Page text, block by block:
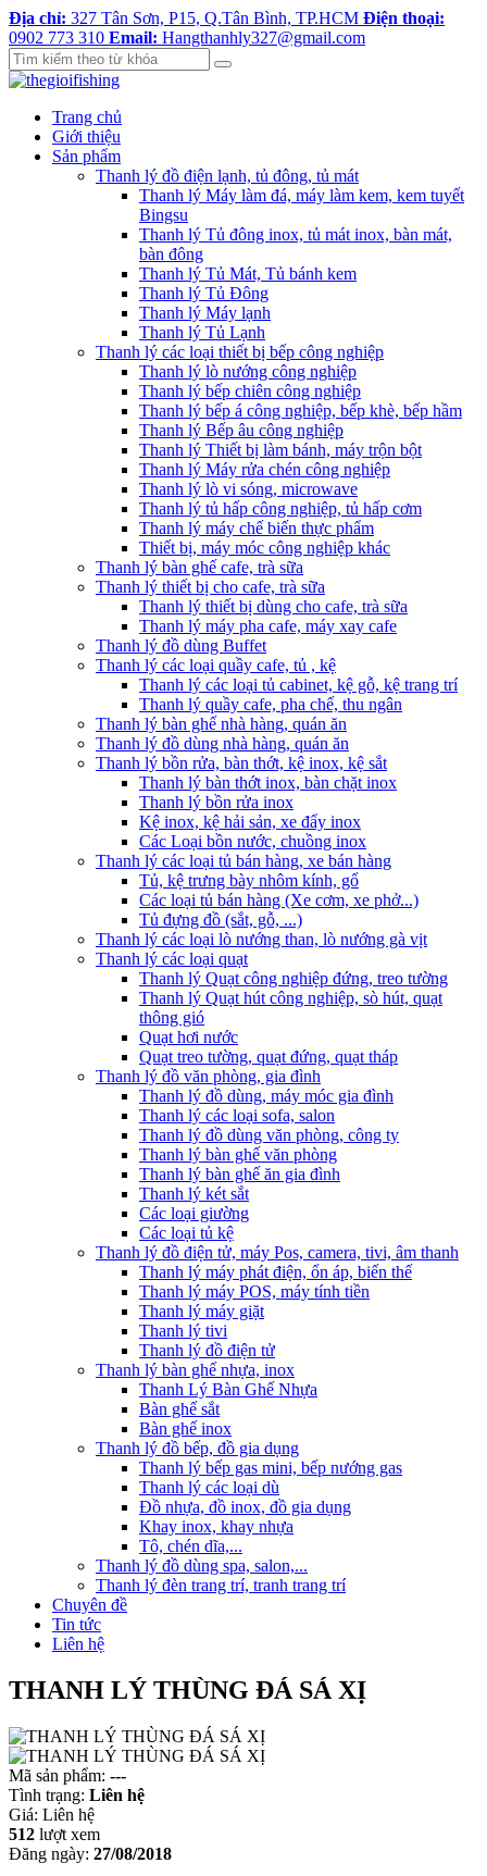
Địa chỉ: 327 Tân Sơn, P15, Q.Tân Bình, TP.HCM Điện thoại:
0902 773 310 Email: Hangthanhly327@gmail.com
Trang chủ
Giới thiệu
Sản phẩm
Thanh lý đồ điện lạnh, tủ đông, tủ mát
Thanh lý Máy làm đá, máy làm kem, kem tuyết
Bingsu
Thanh lý Tủ đông inox, tủ mát inox, bàn mát,
bàn đông
Thanh lý Tủ Mát, Tủ bánh kem
Thanh lý Tủ Đông
Thanh lý Máy lạnh
Thanh lý Tủ Lạnh
Thanh lý các loại thiết bị bếp công nghiệp
Thanh lý lò nướng công nghiệp
Thanh lý bếp chiên công nghiệp
Thanh lý bếp á công nghiệp, bếp khè, bếp hầm
Thanh lý Bếp âu công nghiệp
Thanh lý Thiết bị làm bánh, máy trộn bột
Thanh lý Máy rửa chén công nghiệp
Thanh lý lò vi sóng, microwave
Thanh lý tủ hấp công nghiệp, tủ hấp cơm
Thanh lý máy chế biến thực phẩm
Thiết bị, máy móc công nghiệp khác
Thanh lý bàn ghế cafe, trà sữa
Thanh lý thiết bị cho cafe, trà sữa
Thanh lý thiết bị dùng cho cafe, trà sữa
Thanh lý máy pha cafe, máy xay cafe
Thanh lý đồ dùng Buffet
Thanh lý các loại quầy cafe, tủ , kệ
Thanh lý các loại tủ cabinet, kệ gỗ, kệ trang trí
Thanh lý quầy cafe, pha chế, thu ngân
Thanh lý bàn ghế nhà hàng, quán ăn
Thanh lý đồ dùng nhà hàng, quán ăn
Thanh lý bồn rửa, bàn thớt, kệ inox, kệ sắt
Thanh lý bàn thớt inox, bàn chặt inox
Thanh lý bồn rửa inox
Kệ inox, kệ hải sản, xe đẩy inox
Các Loại bồn nước, chuồng inox
Thanh lý các loại tủ bán hàng, xe bán hàng
Tủ, kệ trưng bày nhôm kính, gổ
Các loại tủ bán hàng (Xe cơm, xe phở...)
Tủ đựng đồ (sắt, gỗ, ...)
Thanh lý các loại lò nướng than, lò nướng gà vịt
Thanh lý các loại quạt
Thanh lý Quạt công nghiệp đứng, treo tường
Thanh lý Quạt hút công nghiệp, sò hút, quạt
thông gió
Quạt hơi nước
Quạt treo tường, quạt đứng, quạt tháp
Thanh lý đồ văn phòng, gia đình
Thanh lý đồ dùng, máy móc gia đình
Thanh lý các loại sofa, salon
Thanh lý đồ dùng văn phòng, công ty
Thanh lý bàn ghế văn phòng
Thanh lý bàn ghế ăn gia đình
Thanh lý két sắt
Các loại giường
Các loại tủ kệ
Thanh lý đồ điện tử, máy Pos, camera, tivi, âm thanh
Thanh lý máy phát điện, ổn áp, biến thế
Thanh lý máy POS, máy tính tiền
Thanh lý máy giặt
Thanh lý tivi
Thanh lý đồ điện tử
Thanh lý bàn ghế nhựa, inox
Thanh Lý Bàn Ghế Nhựa
Bàn ghế sắt
Bàn ghế inox
Thanh lý đồ bếp, đồ gia dụng
Thanh lý bếp gas mini, bếp nướng gas
Thanh lý các loại dù
Đồ nhựa, đồ inox, đồ gia dụng
Khay inox, khay nhựa
Tô, chén dĩa,...
Thanh lý đồ dùng spa, salon,...
Thanh lý đèn trang trí, tranh trang trí
Chuyên đề
Tin tức
Liên hệ
THANH LÝ THÙNG ĐÁ SÁ XỊ
Mã sản phẩm: ---
Tình trạng: Liên hệ
Giá: Liên hệ
512 lượt xem
Đăng ngày: 27/08/2018